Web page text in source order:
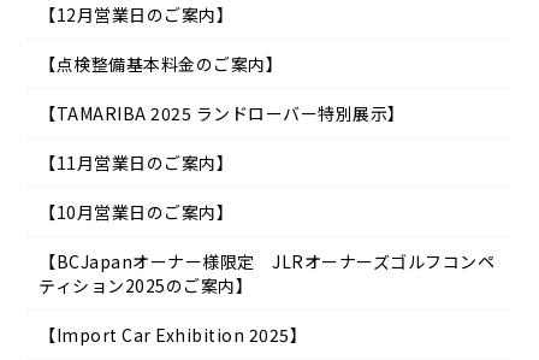
【12月営業日のご案内】
【点検整備基本料金のご案内】
【TAMARIBA 2025 ランドローバー特別展示】
【11月営業日のご案内】
【10月営業日のご案内】
【BCJapanオーナー様限定 JLRオーナーズゴルフコンペ
ティション2025のご案内】
【Import Car Exhibition 2025】